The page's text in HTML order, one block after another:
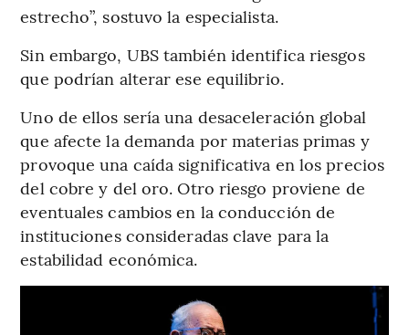
estrecho”, sostuvo la especialista.
Sin embargo, UBS también identifica riesgos
que podrían alterar ese equilibrio.
Uno de ellos sería una desaceleración global
que afecte la demanda por materias primas y
provoque una caída significativa en los precios
del cobre y del oro. Otro riesgo proviene de
eventuales cambios en la conducción de
instituciones consideradas clave para la
estabilidad económica.